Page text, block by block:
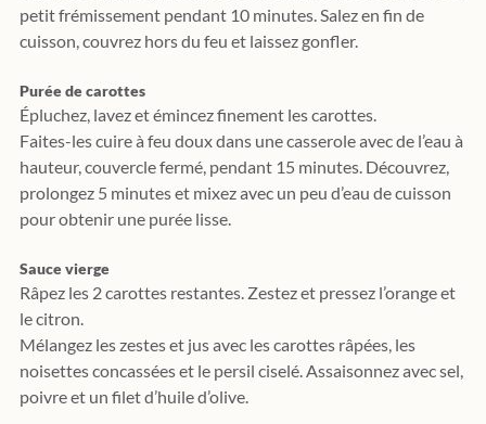
petit frémissement pendant 10 minutes. Salez en fin de
cuisson, couvrez hors du feu et laissez gonfler.
Purée de carottes
Épluchez, lavez et émincez finement les carottes.
Faites-les cuire à feu doux dans une casserole avec de l’eau à
hauteur, couvercle fermé, pendant 15 minutes. Découvrez,
prolongez 5 minutes et mixez avec un peu d’eau de cuisson
pour obtenir une purée lisse.
Sauce vierge
Râpez les 2 carottes restantes. Zestez et pressez l’orange et
le citron.
Mélangez les zestes et jus avec les carottes râpées, les
noisettes concassées et le persil ciselé. Assaisonnez avec sel,
poivre et un filet d’huile d’olive.